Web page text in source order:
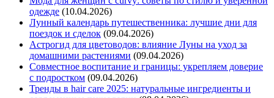
одежде (10.04.2026)
Лунный календарь путешественника: лучшие дни для
поездок и сделок (09.04.2026)
Астрогид для цветоводов: влияниe Луны на уход за
домашними растениями (09.04.2026)
Совместное воспитание и границы: укрепляем доверие
с подростком (09.04.2026)
Тренды в hair care 2025: натуральные ингредиенты и